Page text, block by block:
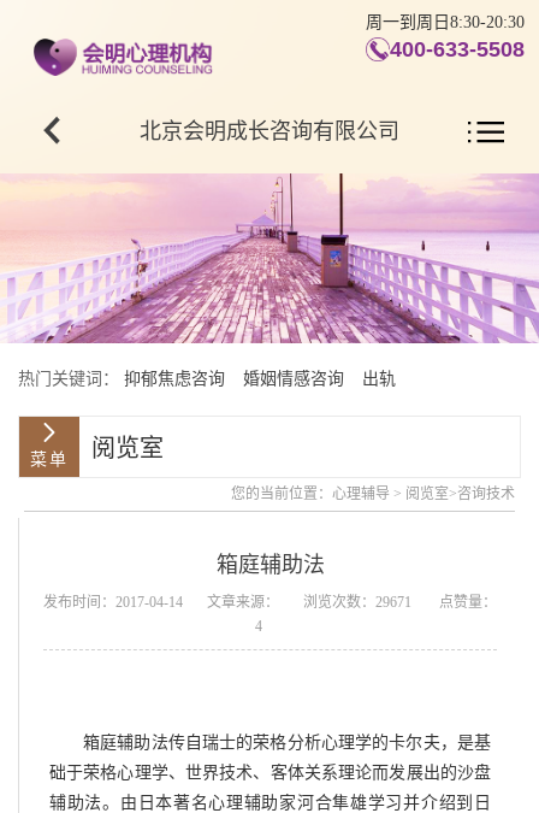
周一到周日8:30-20:30
400-633-5508
北京会明成长咨询有限公司
热门关键词： 抑郁焦虑咨询 婚姻情感咨询 出轨
阅览室
您的当前位置： 心理辅导 > 阅览室>咨询技术
箱庭辅助法
发布时间：2017-04-14 文章来源： 浏览次数：29671
点赞量：
4
箱庭辅助法传自瑞士的荣格分析心理学的卡尔夫，是基
础于荣格心理学、世界技术、客体关系理论而发展出的沙盘
辅助法。由日本著名心理辅助家河合隼雄学习并介绍到日